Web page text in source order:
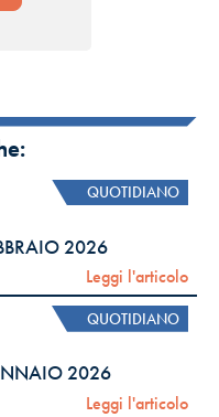
QUOTIDIANO
2026
Leggi l'articolo
QUOTIDIANO
2026
Leggi l'articolo